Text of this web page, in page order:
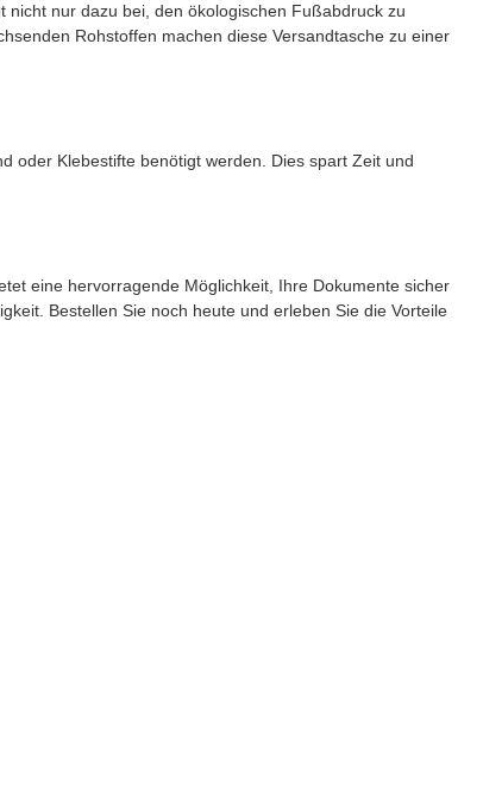
nur dazu bei, den ökologischen Fußabdruck zu
Rohstoffen machen diese Versandtasche zu einer
oder Klebestifte benötigt werden. Dies spart Zeit und
eine hervorragende Möglichkeit, Ihre Dokumente sicher
Bestellen Sie noch heute und erleben Sie die Vorteile